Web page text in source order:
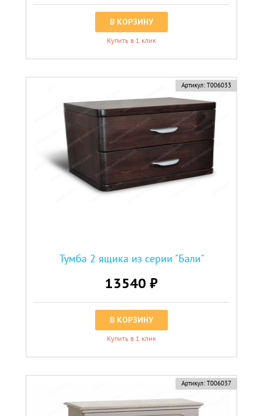
В КОРЗИНУ
Купить в 1 клик
Артикул: Т006033
Тумба 2 ящика из серии "Бали"
13540 ₽
В КОРЗИНУ
Купить в 1 клик
Артикул: Т006037